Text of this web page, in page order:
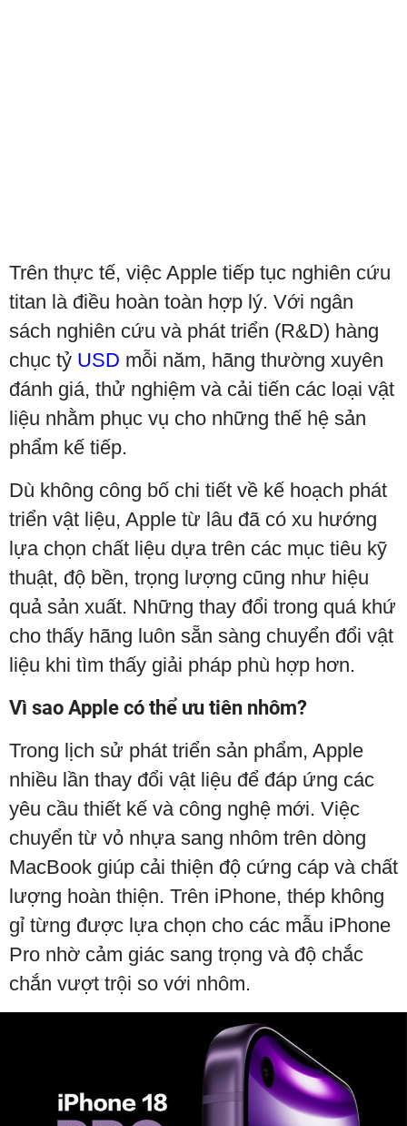
Trên thực tế, việc Apple tiếp tục nghiên cứu
titan là điều hoàn toàn hợp lý. Với ngân
sách nghiên cứu và phát triển (R&D) hàng
chục tỷ USD mỗi năm, hãng thường xuyên
đánh giá, thử nghiệm và cải tiến các loại vật
liệu nhằm phục vụ cho những thế hệ sản
phẩm kế tiếp.
Dù không công bố chi tiết về kế hoạch phát
triển vật liệu, Apple từ lâu đã có xu hướng
lựa chọn chất liệu dựa trên các mục tiêu kỹ
thuật, độ bền, trọng lượng cũng như hiệu
quả sản xuất. Những thay đổi trong quá khứ
cho thấy hãng luôn sẵn sàng chuyển đổi vật
liệu khi tìm thấy giải pháp phù hợp hơn.
Vì sao Apple có thể ưu tiên nhôm?
Trong lịch sử phát triển sản phẩm, Apple
nhiều lần thay đổi vật liệu để đáp ứng các
yêu cầu thiết kế và công nghệ mới. Việc
chuyển từ vỏ nhựa sang nhôm trên dòng
MacBook giúp cải thiện độ cứng cáp và chất
lượng hoàn thiện. Trên iPhone, thép không
gỉ từng được lựa chọn cho các mẫu iPhone
Pro nhờ cảm giác sang trọng và độ chắc
chắn vượt trội so với nhôm.